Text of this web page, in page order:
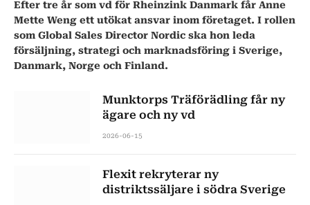
Efter tre år som vd för Rheinzink Danmark får Anne
Mette Weng ett utökat ansvar inom företaget. I rollen
som Global Sales Director Nordic ska hon leda
försäljning, strategi och marknadsföring i Sverige,
Danmark, Norge och Finland.
Munktorps Träförädling får ny
ägare och ny vd
2026-06-15
Flexit rekryterar ny
distriktssäljare i södra Sverige